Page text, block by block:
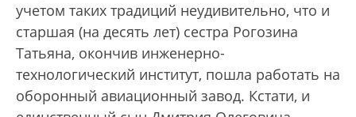
учетом таких традиций неудивительно, что и
старшая (на десять лет) сестра Рогозина
Татьяна, окончив инженерно-
технологический институт, пошла работать на
оборонный авиационный завод. Кстати, и